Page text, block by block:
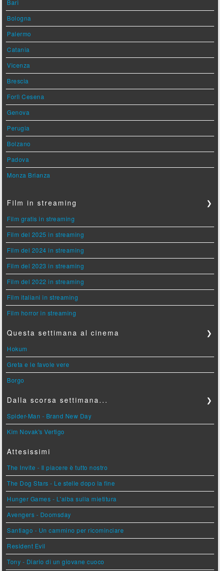
Bari
Bologna
Palermo
Catania
Vicenza
Brescia
Forlì Cesena
Genova
Perugia
Bolzano
Padova
Monza Brianza
Film in streaming ❯
Film gratis in streaming
Film del 2025 in streaming
Film del 2024 in streaming
Film del 2023 in streaming
Film del 2022 in streaming
Film italiani in streaming
Film horror in streaming
Questa settimana al cinema ❯
Hokum
Greta e le favole vere
Borgo
Dalla scorsa settimana... ❯
Spider-Man - Brand New Day
Kim Novak's Vertigo
Attesissimi
The Invite - Il piacere è tutto nostro
The Dog Stars - Le stelle dopo la fine
Hunger Games - L'alba sulla mietitura
Avengers - Doomsday
Santiago - Un cammino per ricominciare
Resident Evil
Tony - Diario di un giovane cuoco